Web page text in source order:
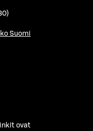
Suomi
ovat